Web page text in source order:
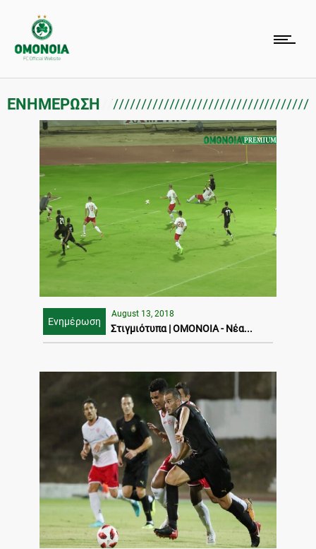
ΕΝΗΜΕΡΩΣΗ
Ενημέρωση
August 13, 2018
Στιγμιότυπα | ΟΜΟΝΟΙΑ - Νέα...